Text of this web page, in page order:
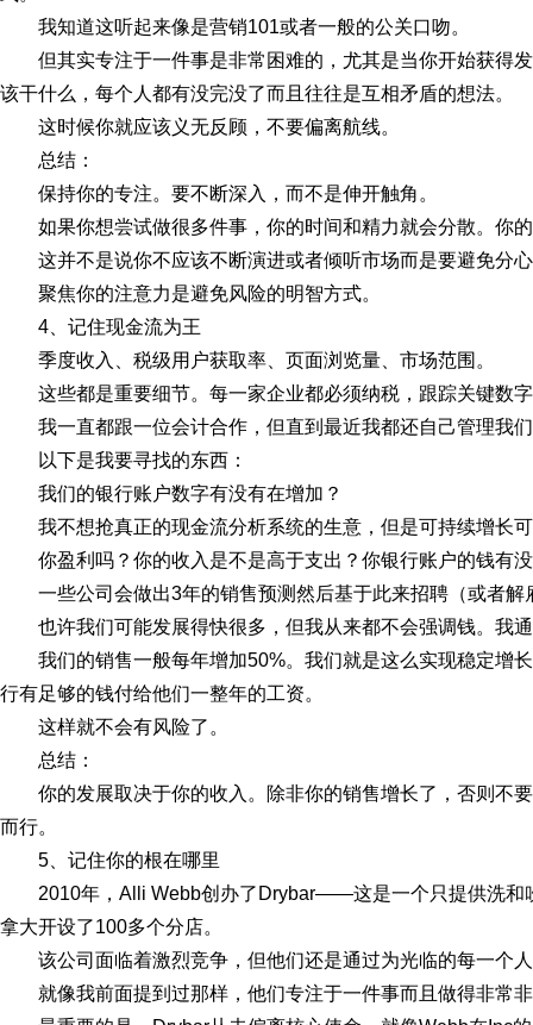
我知道这听起来像是营销101或者一般的公关口吻。
但其实专注于一件事是非常困难的，尤其是当你开始获得
该干什么，每个人都有没完没了而且往往是互相矛盾的想法。
这时候你就应该义无反顾，不要偏离航线。
总结：
保持你的专注。要不断深入，而不是伸开触角。
如果你想尝试做很多件事，你的时间和精力就会分散。你
这并不是说你不应该不断演进或者倾听市场而是要避免分
聚焦你的注意力是避免风险的明智方式。
4、记住现金流为王
季度收入、税级用户获取率、页面浏览量、市场范围。
这些都是重要细节。每一家企业都必须纳税，跟踪关键数
我一直都跟一位会计合作，但直到最近我都还自己管理我
以下是我要寻找的东西：
我们的银行账户数字有没有在增加？
我不想抢真正的现金流分析系统的生意，但是可持续增长
你盈利吗？你的收入是不是高于支出？你银行账户的钱有
一些公司会做出3年的销售预测然后基于此来招聘（或者
也许我们可能发展得快很多，但我从来都不会强调钱。我
我们的销售一般每年增加50%。我们就是这么实现稳定
行有足够的钱付给他们一整年的工资。
这样就不会有风险了。
总结：
你的发展取决于你的收入。除非你的销售增长了，否则不
而行。
5、记住你的根在哪里
2010年，Alli Webb创办了Drybar——这是一个只提供洗和
拿大开设了100多个分店。
该公司面临着激烈竞争，但他们还是通过为光临的每一个
就像我前面提到过那样，他们专注于一件事而且做得非常